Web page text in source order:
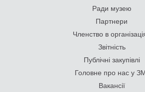
Ради музею
Партнери
Членство в
Звітність
Публічні закупівлі
Головне про нас у
Вакансії